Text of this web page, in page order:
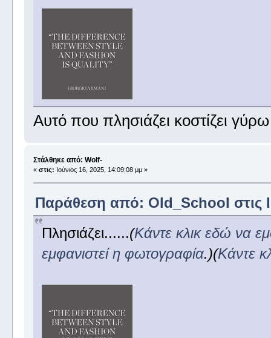
Αυτό που πλησιάζει κοστίζει
Στάλθηκε από: Wolf-
« στις: Ιούνιος 16, 2025, 14:09:08 μμ »
Παράθεση από: Old_School στις
Πλησιάζει......(Κάντε κλικ εδώ να
εμφανιστεί η φωτογραφία.)(Κάντε